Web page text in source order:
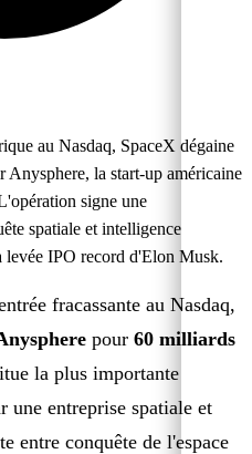
au Nasdaq, SpaceX dégaine
la start-up américaine
signe une
spatiale et intelligence
levée IPO record d'Elon Musk.
fracassante au Nasdaq,
pour 60 milliards
la plus importante
une entreprise spatiale et
entre conquête de l'espace